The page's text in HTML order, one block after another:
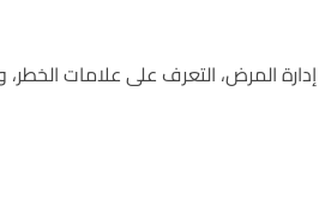
المرض، التعرف على علامات